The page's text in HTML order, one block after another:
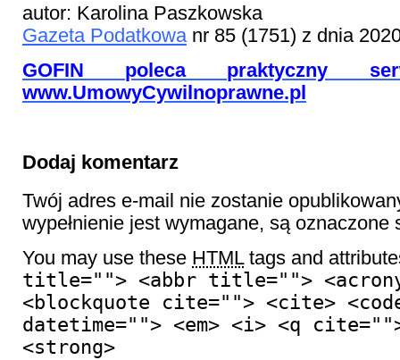
autor: Karolina Paszkowska
Gazeta Podatkowanr 85 (1751) z dnia
GOFIN poleca praktyczny
www.UmowyCywilnoprawne.pl
Dodaj komentarz
Twój adres e-mail nie zostanie
wypełnienie jest wymagane, są
You may use these HTMLtags and
title=""> <abbr title="">
<blockquote cite=""> <cite>
datetime=""> <em> <i> <q
<strong>